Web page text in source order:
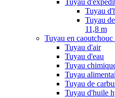
Tuyau
Tuyau
Tuyau
11,8 m
Tuyau en
Tuyau d'air
Tuyau d'eau
Tuyau
Tuyau
Tuyau de
Tuyau d'huile